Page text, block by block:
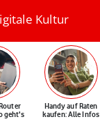
Kultur
geht's
Handy auf Raten
kaufen: Alle Infos